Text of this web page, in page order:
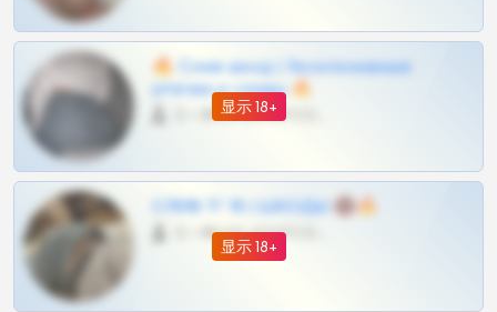
显示 18+
🔥 Слив шкод | Эксклюзивные
утечки и сливы 🔥
显示 18+
СЛИВ ТГ 18 | ШКОДЫ 🔞🔥